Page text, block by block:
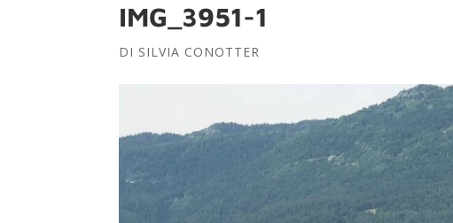
IMG_3951-1
DI SILVIA CONOTTER